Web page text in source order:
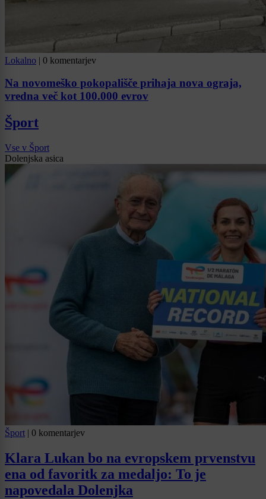
Lokalno | 0 komentarjev
Na novomeško pokopališče prihaja nova ograja,
vredna več kot 100.000 evrov
Šport
Vse v Šport
Dolenjska asica
Šport | 0 komentarjev
Klara Lukan bo na evropskem prvenstvu
ena od favoritk za medaljo: To je
napovedala Dolenjka